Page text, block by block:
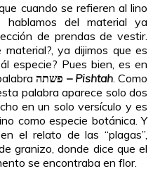
cuando se refieren al lino
hablamos del material ya
de prendas de vestir.
ya dijimos que es
especie? Pues bien, es en
פשתה – Pishtah. Como
palabra aparece solo dos
en un solo versículo y es
como especie botánica. Y
el relato de las “plagas”,
granizo, donde dice que el
se encontraba en flor.